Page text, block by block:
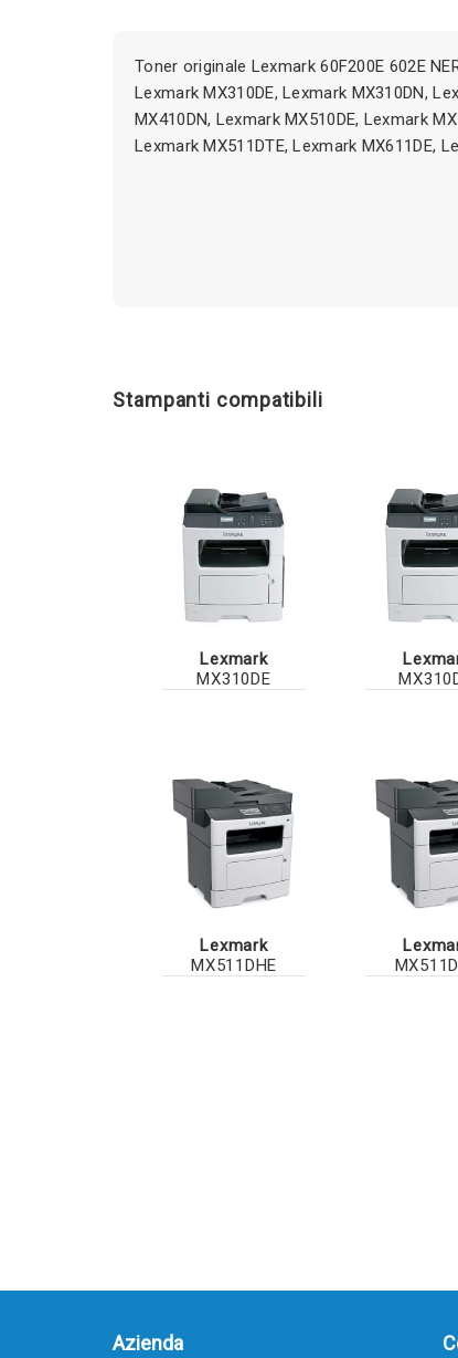
Toner originale Lexmark 60F200E 602E
Lexmark MX310DE, Lexmark MX310DN,
MX410DN, Lexmark MX510DE, Lexmark
Lexmark MX511DTE, Lexmark MX611DE,
Stampanti compatibili
Lexmark
MX310DE
Lexmark
MX511DHE
Azienda